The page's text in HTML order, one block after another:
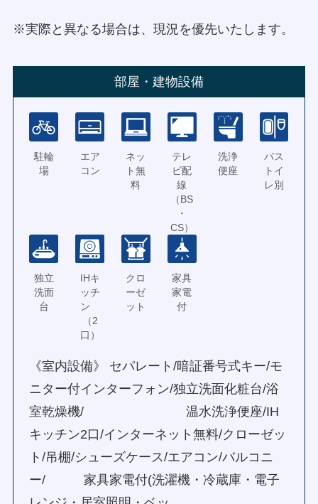
※実際と異なる場合は、現況を優先いたします。
部屋・建物設備
駐輪
場
エア
コン
ネッ
ト無
料
テレ
ビ配
線
（BS
・
CS）
洗浄
便座
バス
トイ
レ別
独立
洗面
台
IHキ
ッチ
ン
（2
口）
クロ
ーゼ
ット
家具
家電
付
《室内設備》 セパレート/暗証番号式キー/モ
ニター付インターフォン/独立洗面化粧台/浴
室乾燥機/ 温水洗浄便座/IH
キッチン2口/インターネット無料/クローゼッ
ト/吊棚/シューズケース/エアコン/バルコニ
ー/ 家具家電付(洗濯機・冷蔵庫・電子